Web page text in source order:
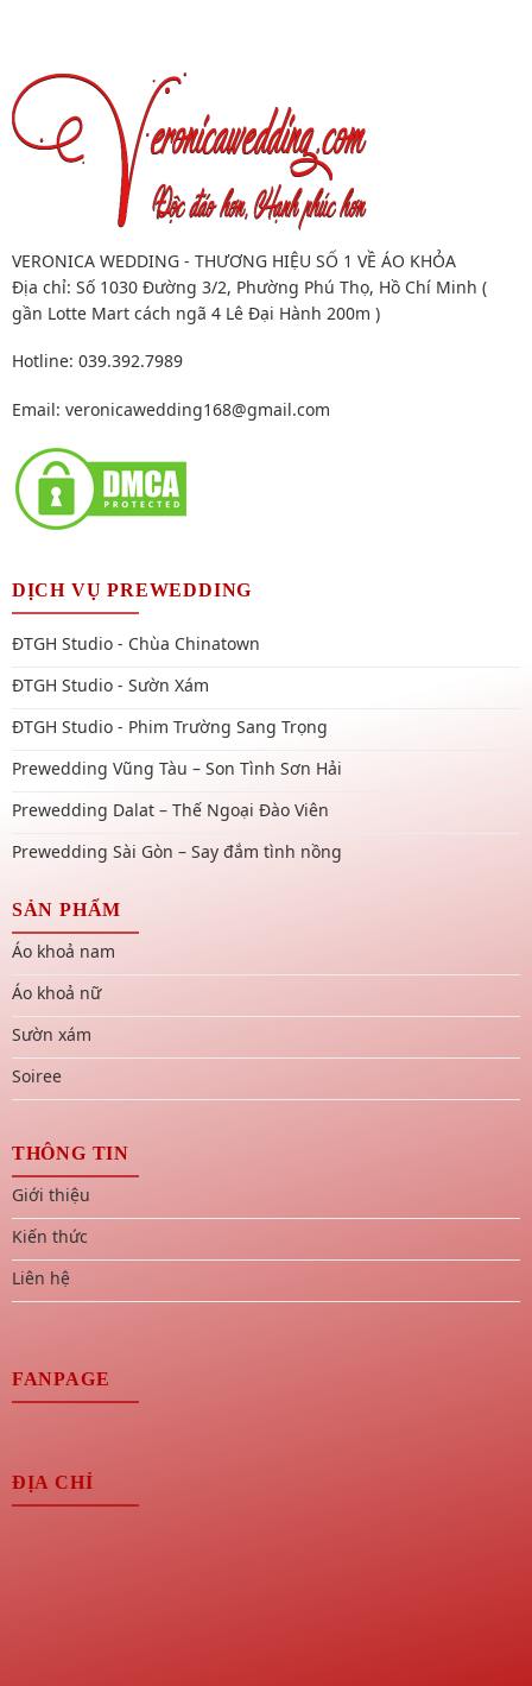
VERONICA WEDDING - THƯƠNG HIỆU SỐ 1 VỀ ÁO KHỎA
Địa chỉ: Số 1030 Đường 3/2, Phường Phú Thọ, Hồ Chí Minh (
gần Lotte Mart cách ngã 4 Lê Đại Hành 200m )
Hotline: 039.392.7989
Email: veronicawedding168@gmail.com
DỊCH VỤ PREWEDDING
ĐTGH Studio - Chùa Chinatown
ĐTGH Studio - Sườn Xám
ĐTGH Studio - Phim Trường Sang Trọng
Prewedding Vũng Tàu – Son Tình Sơn Hải
Prewedding Dalat – Thế Ngoại Đào Viên
Prewedding Sài Gòn – Say đắm tình nồng
SẢN PHẨM
Áo khoả nam
Áo khoả nữ
Sườn xám
Soiree
THÔNG TIN
Giới thiệu
Kiến thức
Liên hệ
FANPAGE
ĐỊA CHỈ